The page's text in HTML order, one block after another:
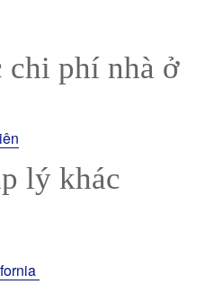
chi phí nhà ở
lý khác